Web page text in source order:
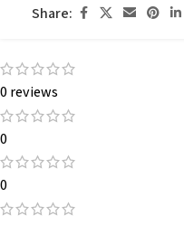
Share:
0 reviews
0
0